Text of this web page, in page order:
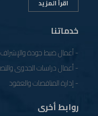
اقرأ المزيد
خدماتنا
- أعمال ضبط جودة والإشراف
- أعمال دراسات الجدوى
- إدارة المناقصات والعقود
روابط أخرى